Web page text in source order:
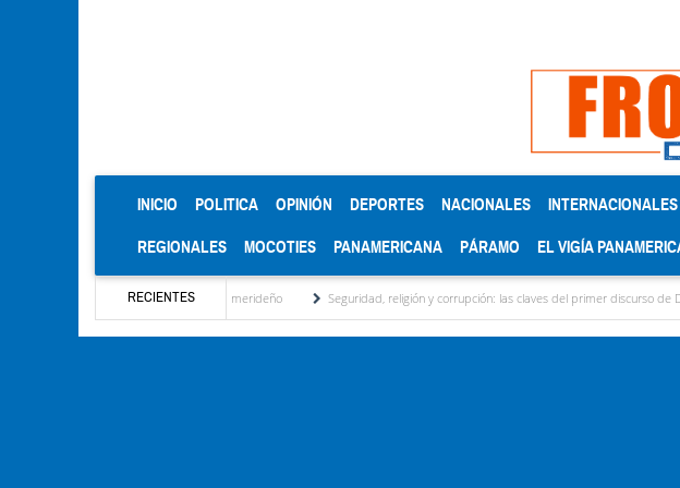
INICIO (CURRENT)
POLITICA OPINIÓN DEPORTES NACIONALES INTERNACIONALES
REGIONALES MOCOTIES PANAMERICANA PÁRAMO EL VIGÍA
RECIENTES
regional, motor turístico merideño Seguridad, religión y corrupción: las claves del primer discurso de De la